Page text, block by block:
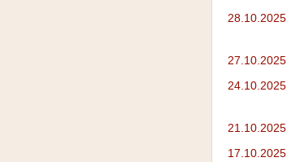
28.10.2025
27.10.2025
24.10.2025
21.10.2025
17.10.2025